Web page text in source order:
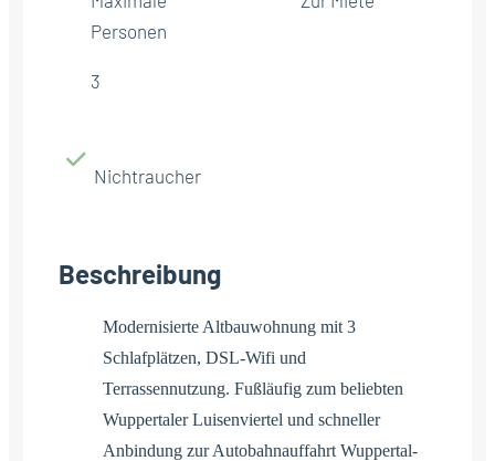
Personen
3
Nichtraucher
Beschreibung
Modernisierte Altbauwohnung mit 3
Schlafplätzen, DSL-Wifi und
Terrassennutzung. Fußläufig zum beliebten
Wuppertaler Luisenviertel und schneller
Anbindung zur Autobahnauffahrt Wuppertal-